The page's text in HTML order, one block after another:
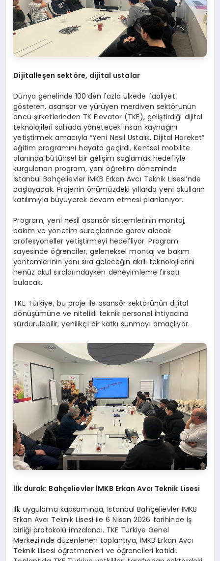
Dijitalleşen sektöre, dijital ustalar
Dünya genelinde 100’den fazla ülkede faaliyet
gösteren, asansör ve yürüyen merdiven sektörünün
öncü şirketlerinden TK Elevator (TKE), geliştirdiği dijital
teknolojileri sahada yönetecek insan kaynağını
yetiştirmek amacıyla “Yeni Nesil Ustalık, Dijital Hareket”
eğitim programını hayata geçirdi. Kentsel mobilite
alanında bütünsel bir gelişim sağlamak hedefiyle
kurgulanan program, yeni öğretim döneminde
İstanbul Bahçelievler İMKB Erkan Avcı Teknik Lisesi’nde
başlayacak. Projenin önümüzdeki yıllarda yeni okulların
katılımıyla büyüyerek devam etmesi planlanıyor.
Program, yeni nesil asansör sistemlerinin montaj,
bakım ve yönetim süreçlerinde görev alacak
profesyoneller yetiştirmeyi hedefliyor. Program
sayesinde öğrenciler, geleneksel montaj ve bakım
yöntemlerinin yanı sıra geleceğin akıllı teknolojilerini
henüz okul sıralarındayken deneyimleme fırsatı
bulacak.
TKE Türkiye, bu proje ile asansör sektörünün dijital
dönüşümüne ve nitelikli teknik personel ihtiyacına
sürdürülebilir, yenilikçi bir katkı sunmayı amaçlıyor.
İlk durak: Bahçelievler İMKB Erkan Avcı Teknik Lisesi
İlk uygulama kapsamında, İstanbul Bahçelievler İMKB
Erkan Avcı Teknik Lisesi ile 6 Nisan 2026 tarihinde iş
birliği protokolü imzalandı. TKE Türkiye Genel
Merkezi’nde düzenlenen toplantıya, İMKB Erkan Avcı
Teknik Lisesi öğretmenleri ve öğrencileri katıldı.